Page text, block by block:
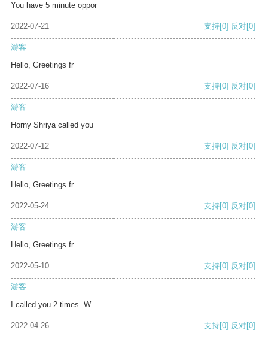
You have 5 minute oppor
2022-07-21 支持[0] 反对[0]
游客
Hello, Greetings fr
2022-07-16 支持[0] 反对[0]
游客
Horny Shriya called you
2022-07-12 支持[0] 反对[0]
游客
Hello, Greetings fr
2022-05-24 支持[0] 反对[0]
游客
Hello, Greetings fr
2022-05-10 支持[0] 反对[0]
游客
I called you 2 times. W
2022-04-26 支持[0] 反对[0]